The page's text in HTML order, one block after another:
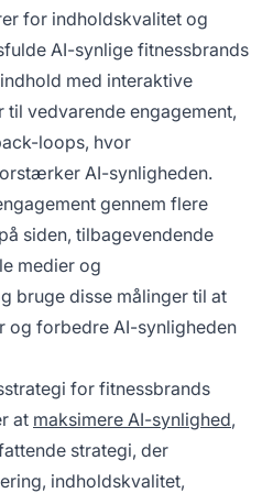
for indholdskvalitet og
AI-synlige fitnessbrands
med interaktive
til vedvarende engagement,
loops, hvor
AI-synligheden.
gennem flere
siden, tilbagevendende
medier og
bruge disse målinger til at
og forbedre AI-synligheden
for fitnessbrands
at maksimere AI-synlighed,
strategi, der
indholdskvalitet,